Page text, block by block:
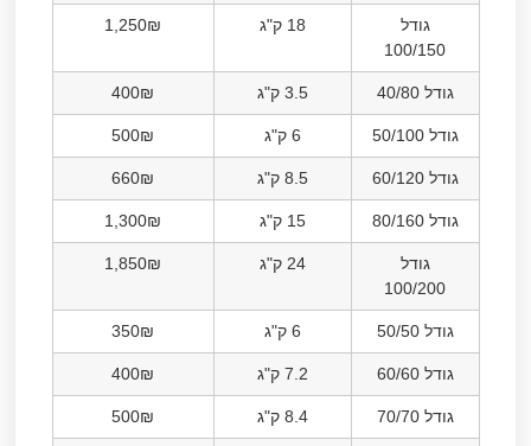
גודל
100/150
18 ק"ג 1,250₪
גודל 40/80 3.5 ק"ג 400₪
גודל 50/100 6 ק"ג 500₪
גודל 60/120 8.5 ק"ג 660₪
גודל 80/160 15 ק"ג 1,300₪
גודל
100/200
24 ק"ג 1,850₪
גודל 50/50 6 ק"ג 350₪
גודל 60/60 7.2 ק"ג 400₪
גודל 70/70 8.4 ק"ג 500₪